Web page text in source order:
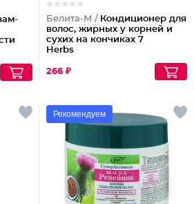
Белита-М / Кондиционер для
волос, жирных у корней и
сухих на кончиках 7
Herbs
266 ₽
Рекомендуем